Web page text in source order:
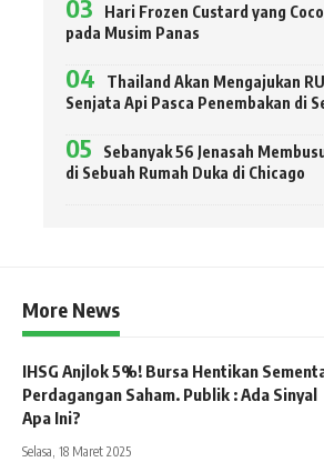
Hari Frozen Custard yang
pada Musim Panas
Thailand Akan Mengajukan
Senjata Api Pasca Penembakan di
Sebanyak 56 Jenasah
di Sebuah Rumah Duka di Chicago
More News
IHSG Anjlok 5%! Bursa Hentikan
Perdagangan Saham. Publik : Ada Sinyal
Apa Ini?
Selasa, 18 Maret 2025